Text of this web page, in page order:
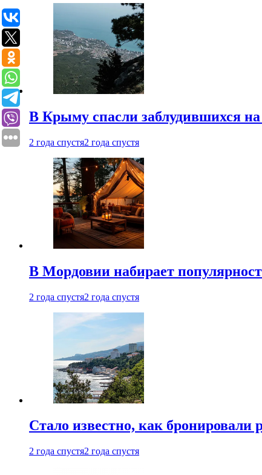
В Крыму спасли заблудившихся
2 года спустя2 года спустя
В Мордовии набирает
2 года спустя2 года спустя
Стало известно, как
2 года спустя2 года спустя